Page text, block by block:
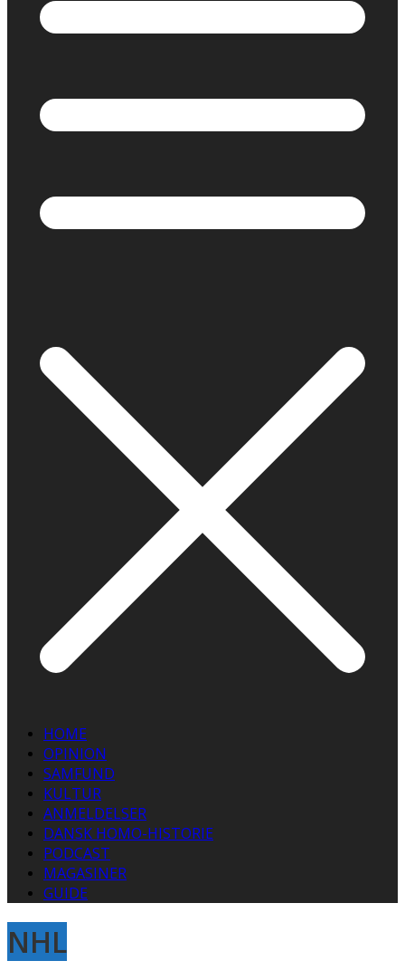
HOME
OPINION
SAMFUND
KULTUR
ANMELDELSER
DANSK HOMO-HISTORIE
PODCAST
MAGASINER
GUIDE
NHL